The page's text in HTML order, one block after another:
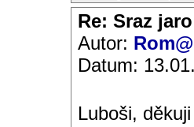
Re: Sraz
Autor:
Datum:
Luboši,